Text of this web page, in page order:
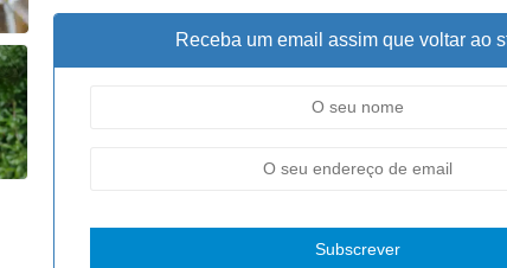
Receba um email assim que voltar ao
Subscrever